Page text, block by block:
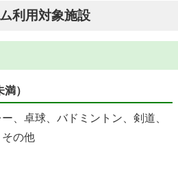
利用対象施設
）
、卓球、バドミントン、剣道、
の他